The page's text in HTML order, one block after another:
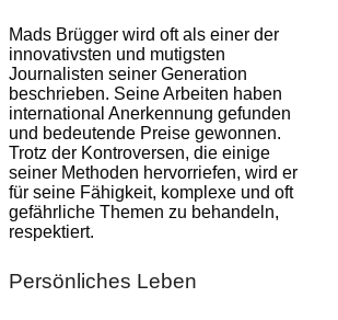
Mads Brügger wird oft als einer der
innovativsten und mutigsten
Journalisten seiner Generation
beschrieben. Seine Arbeiten haben
international Anerkennung gefunden
und bedeutende Preise gewonnen.
Trotz der Kontroversen, die einige
seiner Methoden hervorriefen, wird er
für seine Fähigkeit, komplexe und oft
gefährliche Themen zu behandeln,
respektiert.
Persönliches Leben